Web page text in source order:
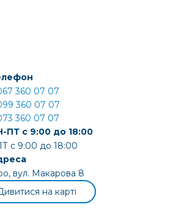
360 07 07
360 07 07
360 07 07
ПТ с 9:00 до 18:00
с 9:00 до 18:00
вул. Макарова 8
на карті